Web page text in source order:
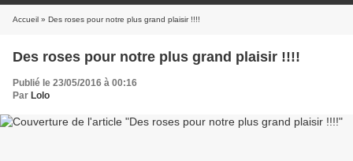
Accueil » Des roses pour notre plus grand plaisir !!!!
Des roses pour notre plus grand plaisir !!!!
Publié le 23/05/2016 à 00:16
Par Lolo